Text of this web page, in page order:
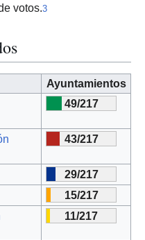
votos.3
Ayuntamientos
49/217
43/217
29/217
15/217
11/217